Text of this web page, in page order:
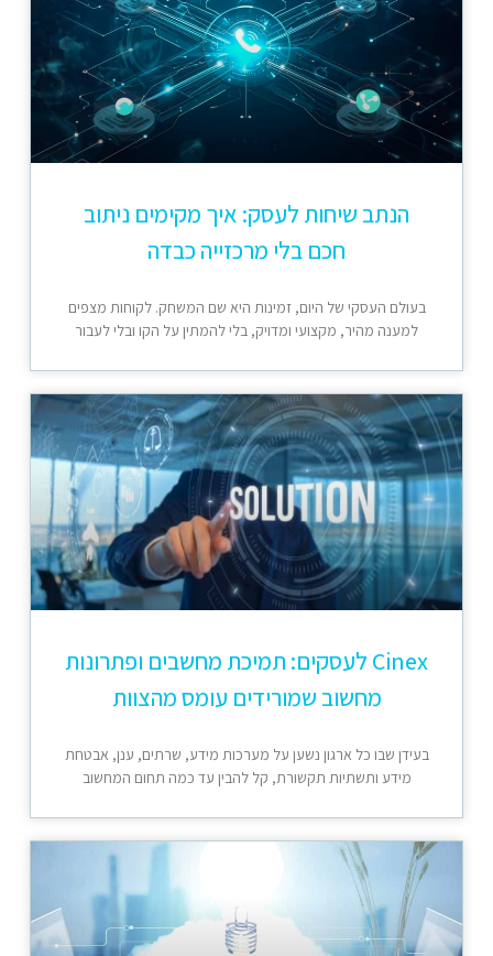
הנתב שיחות לעסק: איך מקימים ניתוב
חכם בלי מרכזייה כבדה
בעולם העסקי של היום, זמינות היא שם המשחק. לקוחות מצפים
למענה מהיר, מקצועי ומדויק, בלי להמתין על הקו ובלי לעבור
Cinex לעסקים: תמיכת מחשבים ופתרונות
מחשוב שמורידים עומס מהצוות
בעידן שבו כל ארגון נשען על מערכות מידע, שרתים, ענן, אבטחת
מידע ותשתיות תקשורת, קל להבין עד כמה תחום המחשוב